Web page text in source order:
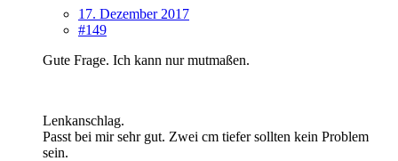
17. Dezember 2017
#149
Gute Frage. Ich kann nur mutmaßen.
Lenkanschlag.
Passt bei mir sehr gut. Zwei cm tiefer sollten kein Problem
sein.